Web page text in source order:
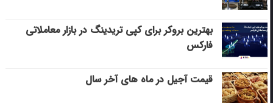
بهترین بروکر برای کپی‌ تریدینگ در بازار معاملاتی
فارکس
قیمت آجیل در ماه های آخر سال